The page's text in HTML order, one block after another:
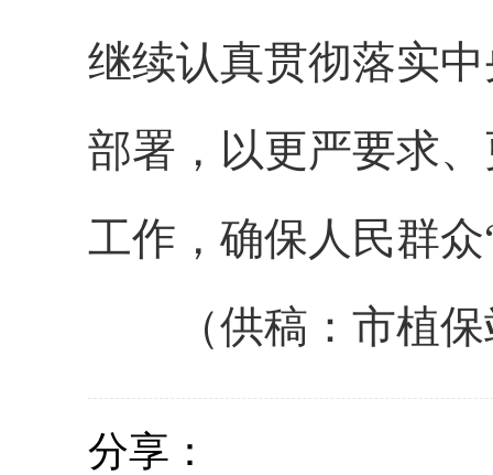
继续认真贯彻落实
部署，以更严要求
工作，确保人民群
（供稿：市植保
分享：